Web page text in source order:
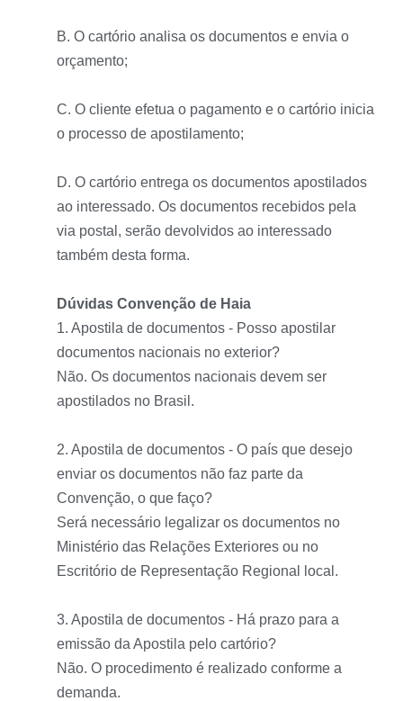
B. O cartório analisa os documentos e envia o
orçamento;
C. O cliente efetua o pagamento e o cartório inicia
o processo de apostilamento;
D. O cartório entrega os documentos apostilados
ao interessado. Os documentos recebidos pela
via postal, serão devolvidos ao interessado
também desta forma.
Dúvidas Convenção de Haia
1. Apostila de documentos - Posso apostilar
documentos nacionais no exterior?
Não. Os documentos nacionais devem ser
apostilados no Brasil.
2. Apostila de documentos - O país que desejo
enviar os documentos não faz parte da
Convenção, o que faço?
Será necessário legalizar os documentos no
Ministério das Relações Exteriores ou no
Escritório de Representação Regional local.
3. Apostila de documentos - Há prazo para a
emissão da Apostila pelo cartório?
Não. O procedimento é realizado conforme a
demanda.